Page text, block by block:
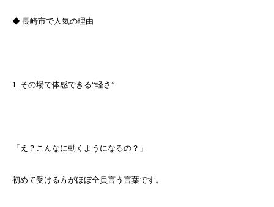
◆ 長崎市で人気の理由
1. その場で体感できる“軽さ”
「え？こんなに動くようになるの？」
初めて受ける方がほぼ全員言う言葉です。